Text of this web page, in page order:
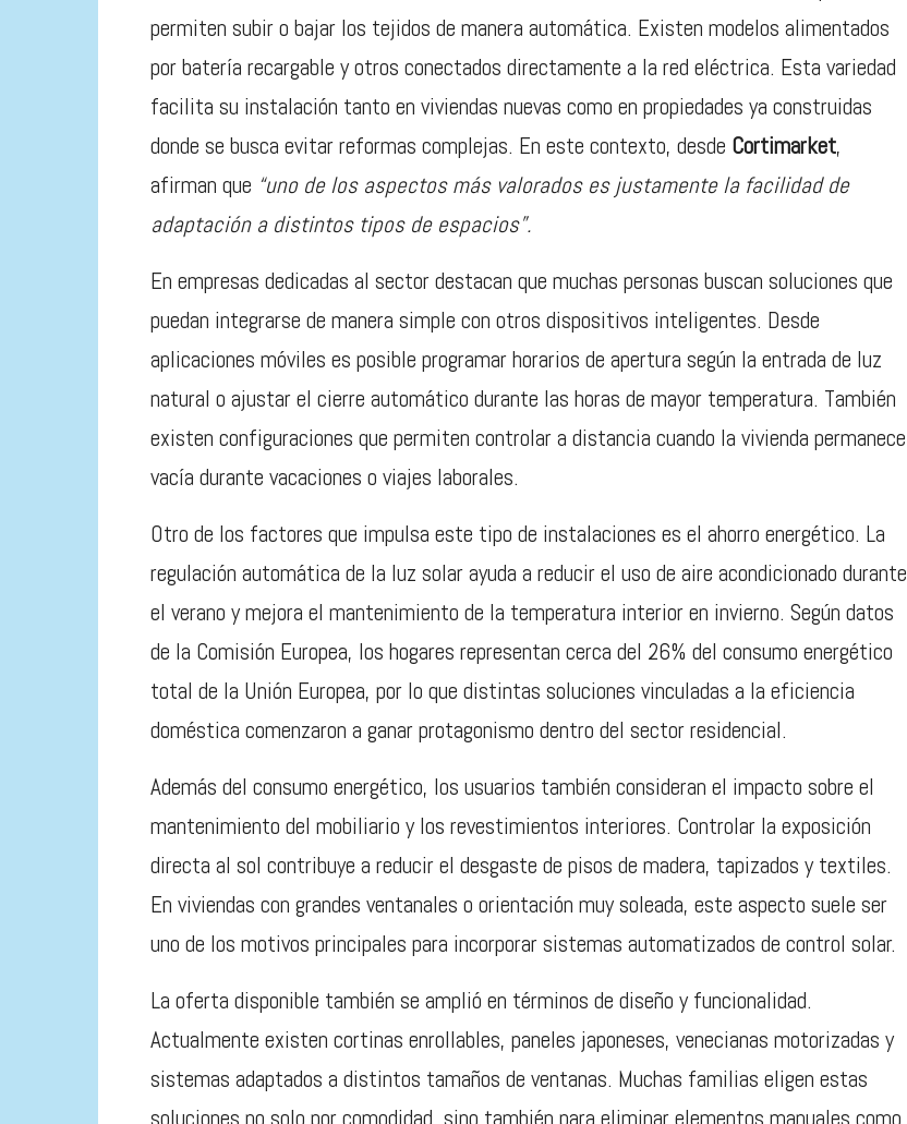
permiten subir o bajar los tejidos de manera automática. Existen modelos alimentados
por batería recargable y otros conectados directamente a la red eléctrica. Esta variedad
facilita su instalación tanto en viviendas nuevas como en propiedades ya construidas
donde se busca evitar reformas complejas. En este contexto, desde Cortimarket,
afirman que “uno de los aspectos más valorados es justamente la facilidad de
adaptación a distintos tipos de espacios”.
En empresas dedicadas al sector destacan que muchas personas buscan soluciones que
puedan integrarse de manera simple con otros dispositivos inteligentes. Desde
aplicaciones móviles es posible programar horarios de apertura según la entrada de luz
natural o ajustar el cierre automático durante las horas de mayor temperatura. También
existen configuraciones que permiten controlar a distancia cuando la vivienda permanece
vacía durante vacaciones o viajes laborales.
Otro de los factores que impulsa este tipo de instalaciones es el ahorro energético. La
regulación automática de la luz solar ayuda a reducir el uso de aire acondicionado durante
el verano y mejora el mantenimiento de la temperatura interior en invierno. Según datos
de la Comisión Europea, los hogares representan cerca del 26% del consumo energético
total de la Unión Europea, por lo que distintas soluciones vinculadas a la eficiencia
doméstica comenzaron a ganar protagonismo dentro del sector residencial.
Además del consumo energético, los usuarios también consideran el impacto sobre el
mantenimiento del mobiliario y los revestimientos interiores. Controlar la exposición
directa al sol contribuye a reducir el desgaste de pisos de madera, tapizados y textiles.
En viviendas con grandes ventanales o orientación muy soleada, este aspecto suele ser
uno de los motivos principales para incorporar sistemas automatizados de control solar.
La oferta disponible también se amplió en términos de diseño y funcionalidad.
Actualmente existen cortinas enrollables, paneles japoneses, venecianas motorizadas y
sistemas adaptados a distintos tamaños de ventanas. Muchas familias eligen estas
soluciones no solo por comodidad, sino también para eliminar elementos manuales como